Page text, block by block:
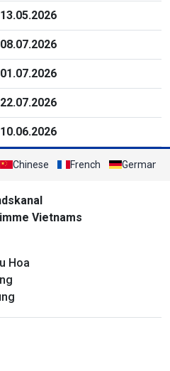
Chinese French German
Vietnams
Hoa